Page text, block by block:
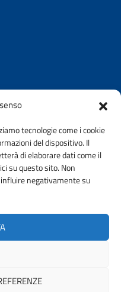
tecnologie come i cookie
del dispositivo. Il
di elaborare dati come il
su questo sito. Non
negativamente su
PROVINCIA DI NOVARA |